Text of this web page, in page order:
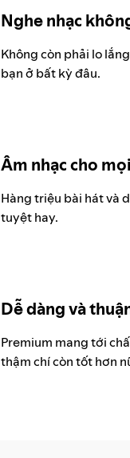
Nghe nhạc
Không còn phải lo
bạn ở bất kỳ đâu.
Âm nhạc cho
Hàng triệu bài hát và
tuyệt hay.
Dễ dàng và
Premium mang tới
thậm chí còn tốt hơn